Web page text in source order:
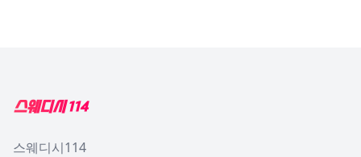
스웨디시114